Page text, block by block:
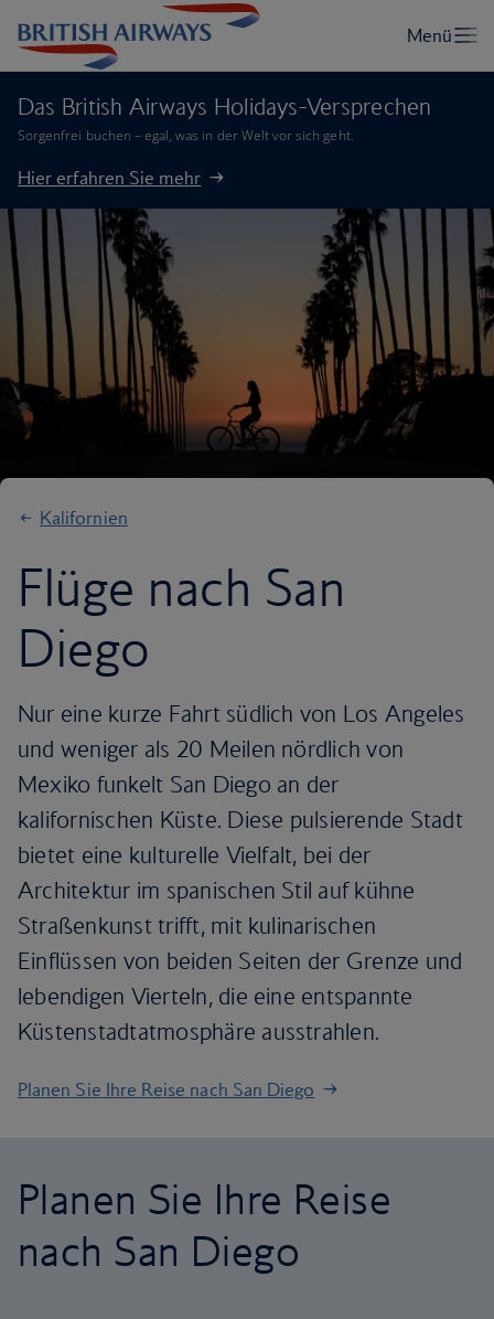
Das British Airways Holidays-Versprechen
Sorgenfrei buchen – egal, was in der Welt vor sich geht.
Hier erfahren Sie mehr
Kalifornien
Flüge nach San
Diego
Nur eine kurze Fahrt südlich von Los Angeles
und weniger als 20 Meilen nördlich von
Mexiko funkelt San Diego an der
kalifornischen Küste. Diese pulsierende Stadt
bietet eine kulturelle Vielfalt, bei der
Architektur im spanischen Stil auf kühne
Straßenkunst trifft, mit kulinarischen
Einflüssen von beiden Seiten der Grenze und
lebendigen Vierteln, die eine entspannte
Küstenstadtatmosphäre ausstrahlen.
Planen Sie Ihre Reise nach San Diego
Planen Sie Ihre Reise
nach San Diego